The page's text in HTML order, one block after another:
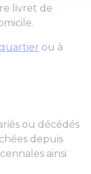
livret de
ou à
ou décédés
depuis
ainsi